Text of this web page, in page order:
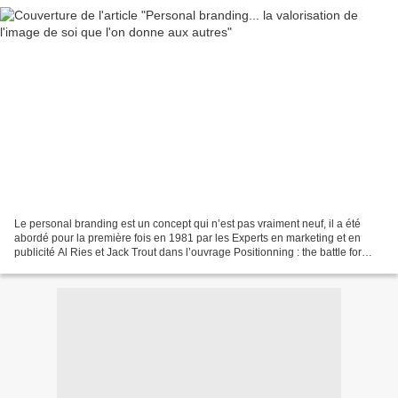
Le personal branding est un concept qui n’est pas vraiment neuf, il a été
abordé pour la première fois en 1981 par les Experts en marketing et en
publicité Al Ries et Jack Trout dans l’ouvrage Positionning : the battle for